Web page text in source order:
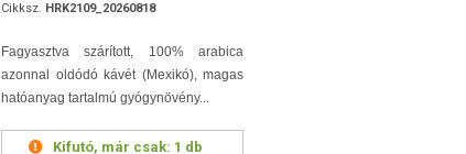
Cikksz. HRK2109_20260818
Fagyasztva szárított, 100% arabica
azonnal oldódó kávét (Mexikó), magas
hatóanyag tartalmú gyógynövény...
Kifutó, már csak: 1 db